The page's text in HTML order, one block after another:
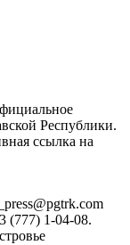
Республики.
ссылка на
(777) 1-04-08.